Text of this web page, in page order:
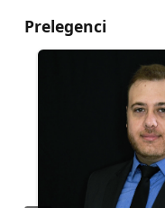
Prelegenci